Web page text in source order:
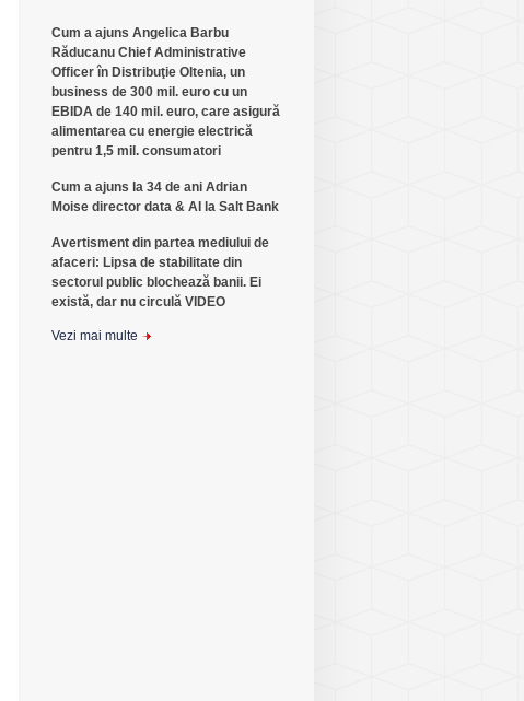
Cum a ajuns Angelica Barbu
Răducanu Chief Administrative
Officer în Distribuţie Oltenia, un
business de 300 mil. euro cu un
EBIDA de 140 mil. euro, care asigură
alimentarea cu energie electrică
pentru 1,5 mil. consumatori
Cum a ajuns la 34 de ani Adrian
Moise director data & AI la Salt Bank
Avertisment din partea mediului de
afaceri: Lipsa de stabilitate din
sectorul public blochează banii. Ei
există, dar nu circulă VIDEO
Vezi mai multe